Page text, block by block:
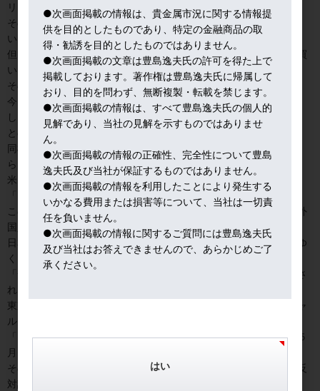
リスク減らしの動きが目立つ。
そのなかで欧州株の保有は維持するが、日本株は五輪リスクを嫌
い、保有株を売りの姿勢が顕著だ。
但し、五輪が終わり、五輪関連材料が出尽くしとなれば、日本株買
いも考慮する動きもある。
その理由はワクチン接種の遅れ。
今、欧州株が選好される一つの理由は、接種が進んだ米国株に比
し、欧州株は接種による経済効果を未だ充分に織り込んでいない、
との発想に基づく。
同様に、日本株も、接種による経済改善効果の織り込みはこれか
ら、というわけだ。
米国経済テレビでは連日、日本と五輪について、報道が流れる。
「日本の医師たちが、五輪中止を要求」
このようなテロップが流れると、日本に関する知見が無い多くの外
国人投資家は、見出しを見ただけで反応する。
日本株のイメージも、このような見出しの蓄積により形成されてゆ
く。
「安心安全な五輪」という表現を英訳して提示したら、一笑にふさ
れた。
東京五輪に対する海外反対論の強さは、例えばＦＴ（フィナンシャ
ル・タイムズ）の読者書き込み欄に顕著である。
「日本、オリンピックという壮大な賭けを強行へ」との見出しの５
月９日付の記事には、４０を超える書き込みが見られる。
その大半は、「日本の判断に関して理解に苦しむ」というような反
対論に満ちている。
●次画面掲載の情報は、貴金属市況に関する情報提
供を目的としたものであり、特定の金融商品の取
得・勧誘を目的としたものではありません。
●次画面掲載の文章は豊島逸夫氏の許可を得た上で
掲載しております。著作権は豊島逸夫氏に帰属して
おり、目的を問わず、無断複製・転載を禁じます。
●次画面掲載の情報は、すべて豊島逸夫氏の個人的
見解であり、当社の見解を示すものではありませ
ん。
●次画面掲載の情報の正確性、完全性について豊島
逸夫氏及び当社が保証するものではありません。
●次画面掲載の情報を利用したことにより発生する
いかなる費用または損害等について、当社は一切責
任を負いません。
●次画面掲載の情報に関するご質問には豊島逸夫氏
及び当社はお答えできませんので、あらかじめご了
承ください。
はい